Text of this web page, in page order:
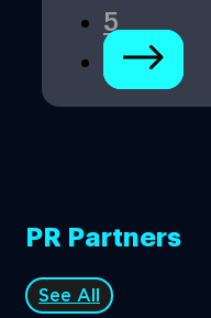
5
PR Partners
See All